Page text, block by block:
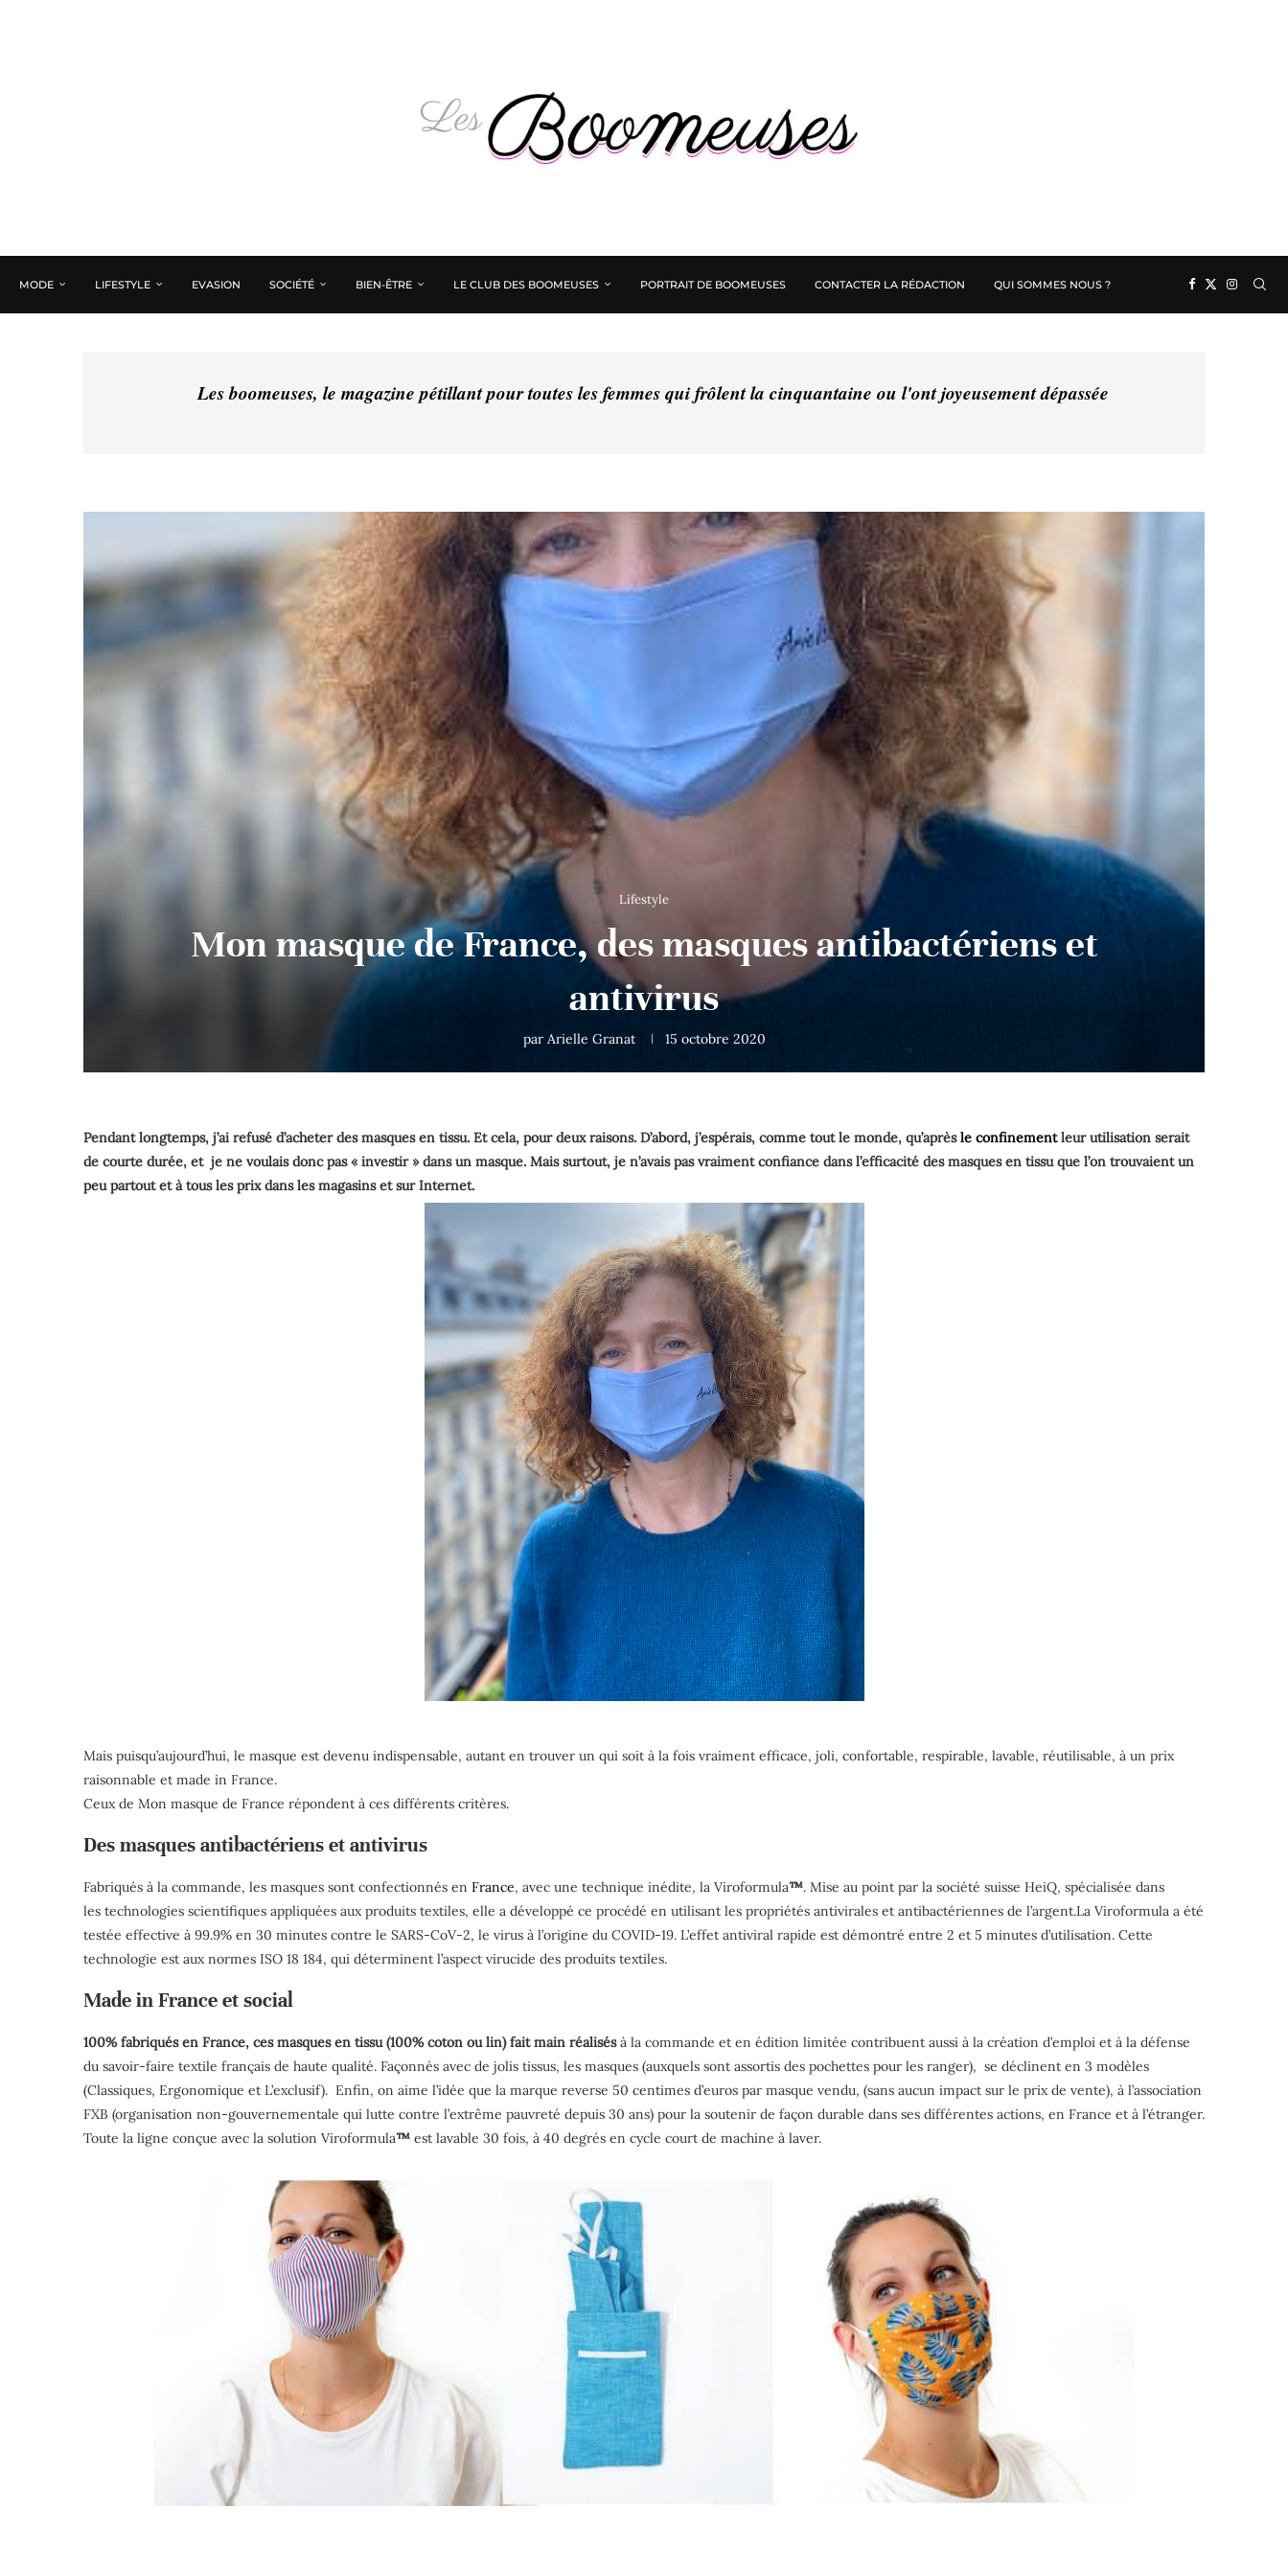
MODE LIFESTYLE EVASION SOCIÉTÉ BIEN-ÊTRE LE CLUB DES BOOMEUSES PORTRAIT DE BOOMEUSES CONTACTER LA RÉDACTION QUI SOMMES NOUS ?
Les boomeuses, le magazine pétillant pour toutes les femmes qui frôlent la cinquantaine ou l'ont joyeusement dépassée
Lifestyle
Mon masque de France, des masques antibactériens et
antivirus
par Arielle Granat 15 octobre 2020
Pendant longtemps, j’ai refusé d’acheter des masques en tissu. Et cela, pour deux raisons. D’abord, j’espérais, comme tout le monde, qu’aprèsle confinementleur utilisation serait
de courte durée, et je ne voulais donc pas « investir » dans un masque. Mais surtout, je n’avais pas vraiment confiance dans l’efficacité des masques en tissu que l’on trouvaient un
peu partout et à tous les prix dans les magasins et sur Internet.
Mais puisqu’aujourd’hui, le masque est devenu indispensable, autant en trouver un qui soit à la fois vraiment efficace, joli, confortable, respirable, lavable, réutilisable, à un prix
raisonnable et made in France.
Ceux de Mon masque de France répondent à ces différents critères.
Des masques antibactériens et antivirus
Fabriqués à la commande, les masques sont confectionnés en France, avec une technique inédite, la Viroformula™. Mise au point par la société suisse HeiQ, spécialisée dans
les technologies scientifiques appliquées aux produits textiles, elle a développé ce procédé en utilisant les propriétés antivirales et antibactériennes de l’argent.La Viroformula a été
testée effective à 99.9% en 30 minutes contre le SARS-CoV-2, le virus à l’origine du COVID-19. L’effet antiviral rapide est démontré entre 2 et 5 minutes d’utilisation. Cette
technologie est aux normes ISO 18 184, qui déterminent l’aspect virucide des produits textiles.
Made in France et social
100% fabriqués en France, ces masques en tissu (100% coton ou lin) fait main réalisésà la commande et en édition limitée contribuent aussi à la création d’emploi et à la défense
du savoir-faire textile français de haute qualité. Façonnés avec de jolis tissus, les masques (auxquels sont assortis des pochettes pour les ranger), se déclinent en 3 modèles
(Classiques, Ergonomique et L’exclusif). Enfin, on aime l’idée que la marque reverse 50 centimes d’euros par masque vendu, (sans aucun impact sur le prix de vente), à l’association
FXB (organisation non-gouvernementale qui lutte contre l’extrême pauvreté depuis 30 ans) pour la soutenir de façon durable dans ses différentes actions, en France et à l’étranger.
Toute la ligne conçue avec la solution Viroformula™ est lavable 30 fois, à 40 degrés en cycle court de machine à laver.